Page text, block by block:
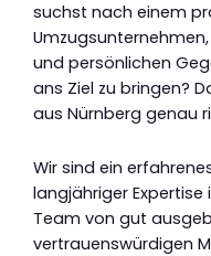
suchst nach einem
und persönlichen
ans Ziel zu bringen?
aus Nürnberg genau
Wir sind ein
langjähriger Expertise
Team von gut
vertrauenswürdigen